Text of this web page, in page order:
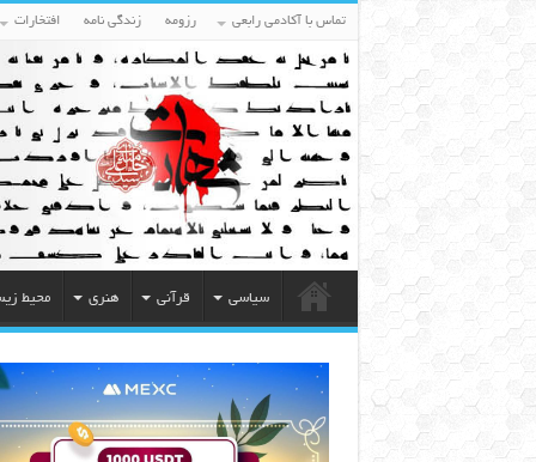
تماس با آکادمی رابعی رزومه زندگی نامه افتخارات
سیاسی قرآنی هنری محیط